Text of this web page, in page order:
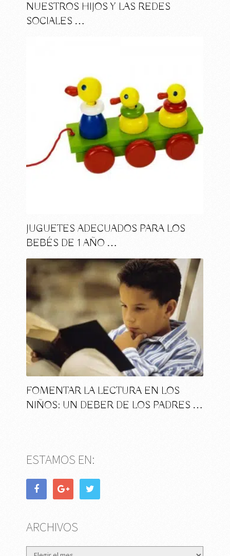
NUESTROS HIJOS Y LAS REDES
SOCIALES …
JUGUETES ADECUADOS PARA LOS
BEBÉS DE 1 AÑO …
FOMENTAR LA LECTURA EN LOS
NIÑOS: UN DEBER DE LOS PADRES …
ESTAMOS EN:
ARCHIVOS
Archivos